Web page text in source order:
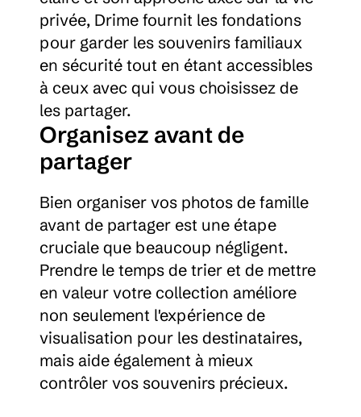
privée, Drime fournit les fondations
pour garder les souvenirs familiaux
en sécurité tout en étant accessibles
à ceux avec qui vous choisissez de
les partager.
Organisez avant de
partager
Bien organiser vos photos de famille
avant de partager est une étape
cruciale que beaucoup négligent.
Prendre le temps de trier et de mettre
en valeur votre collection améliore
non seulement l'expérience de
visualisation pour les destinataires,
mais aide également à mieux
contrôler vos souvenirs précieux.